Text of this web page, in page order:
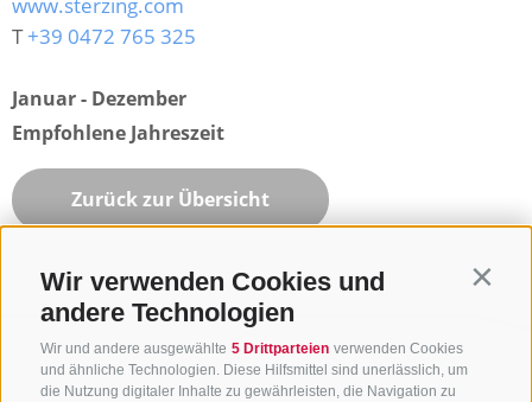
Wir verwenden Cookies und
andere Technologien
Wir und andere ausgewählte 5 Drittparteien verwenden Cookies
und ähnliche Technologien. Diese Hilfsmittel sind unerlässlich, um
die Nutzung digitaler Inhalte zu gewährleisten, die Navigation zu
T+39 0472 765 325
Januar - Dezember
Empfohlene Jahreszeit
Zurück zur Übersicht